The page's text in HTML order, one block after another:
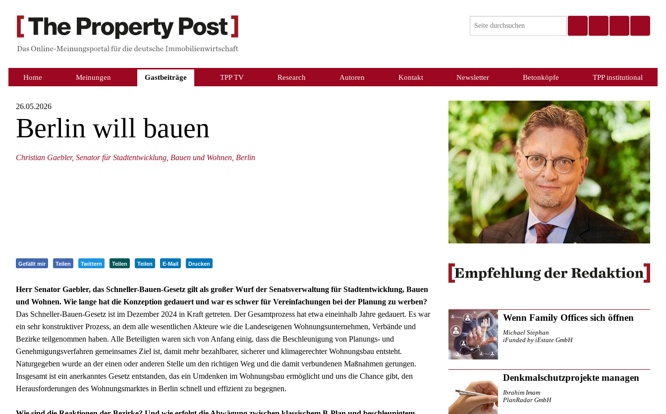
Home Meinungen Gastbeiträge TPP TV Research Autoren Kontakt Newsletter Betonköpfe TPP institutional
26.05.2026
Berlin will bauen
Christian Gaebler, Senator für Stadtentwicklung, Bauen und Wohnen, Berlin
Gefällt mir Teilen Twittern Teilen Teilen E-Mail Drucken
Herr Senator Gaebler, das Schneller-Bauen-Gesetz gilt als großer Wurf der Senatsverwaltung für Stadtentwicklung, Bauen
und Wohnen. Wie lange hat die Konzeption gedauert und war es schwer für Vereinfachungen bei der Planung zu werben?
Das Schneller-Bauen-Gesetz ist im Dezember 2024 in Kraft getreten. Der Gesamtprozess hat etwa eineinhalb Jahre gedauert. Es war
ein sehr konstruktiver Prozess, an dem alle wesentlichen Akteure wie die Landeseigenen Wohnungsunternehmen, Verbände und
Bezirke teilgenommen haben. Alle Beteiligten waren sich von Anfang einig, dass die Beschleunigung von Planungs- und
Genehmigungsverfahren gemeinsames Ziel ist, damit mehr bezahlbarer, sicherer und klimagerechter Wohnungsbau entsteht.
Naturgegeben wurde an der einen oder anderen Stelle um den richtigen Weg und die damit verbundenen Maßnahmen gerungen.
Insgesamt ist ein anerkanntes Gesetz entstanden, das ein Umdenken im Wohnungsbau ermöglicht und uns die Chance gibt, den
Herausforderungen des Wohnungsmarktes in Berlin schnell und effizient zu begegnen.
Wenn Family Offices sich öffnen
Michael Stephan
iFunded by iEstate GmbH
Denkmalschutzprojekte managen
Ibrahim Imam
PlanRadar GmbH